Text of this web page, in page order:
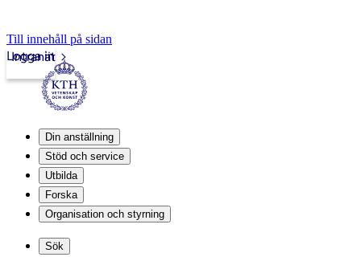
Till innehåll på sidan
Intranät
Logga in
Din anställning
Stöd och service
Utbilda
Forska
Organisation och styrning
Sök